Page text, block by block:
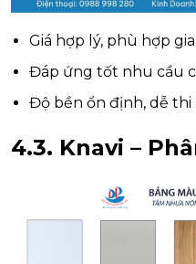
Giá hợp lý, phù hợp
Đáp ứng tốt nhu cầu
Độ bền ổn định, dễ thi
4.3. Knavi –